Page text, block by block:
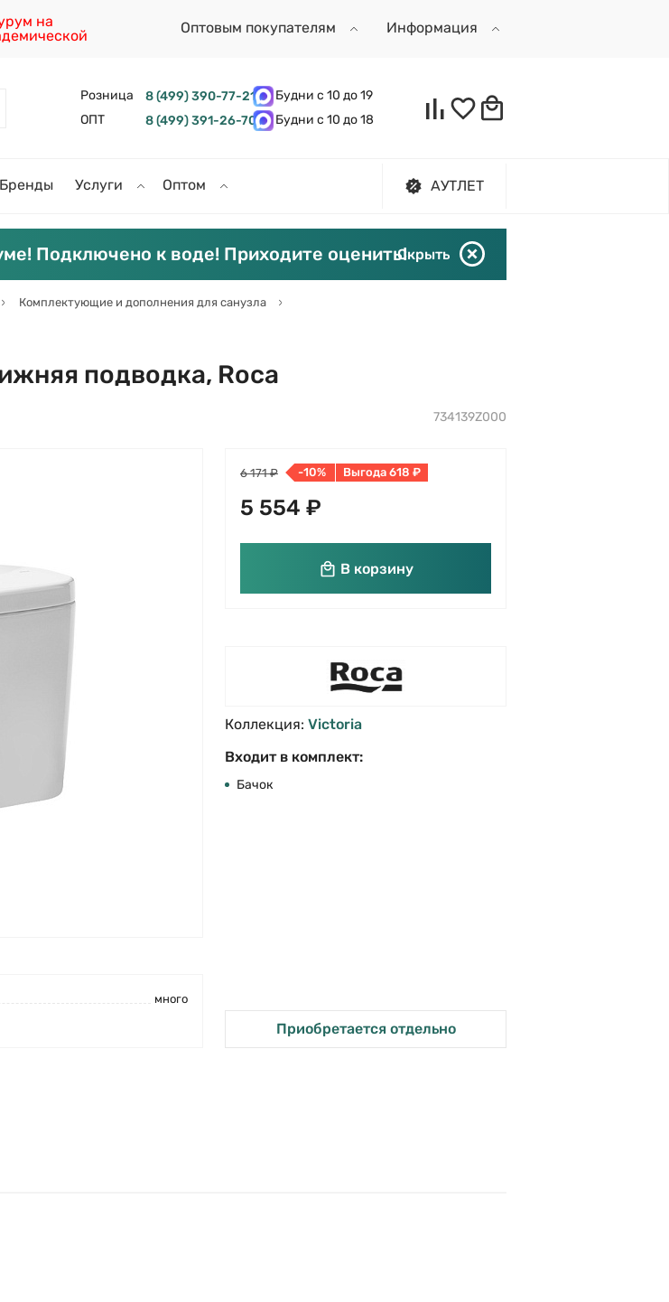
на
Оптовым покупателям Информация
Розница 8 (499) 390-77-21
Будни с 10 до 19
ОПТ
8 (499) 391-26-70 Будни с 10 до 18
Бренды Услуги Оптом АУТЛЕТ
Подключено к воде! Приходите оценить!Скрыть
Комплектующие и дополнения для санузла
подводка, Roca
734139Z000
6 171 ₽ -10% Выгода 618 ₽
5 554 ₽
В корзину
много
Коллекция: Victoria
Входит в комплект:
Бачок
Приобретается отдельно